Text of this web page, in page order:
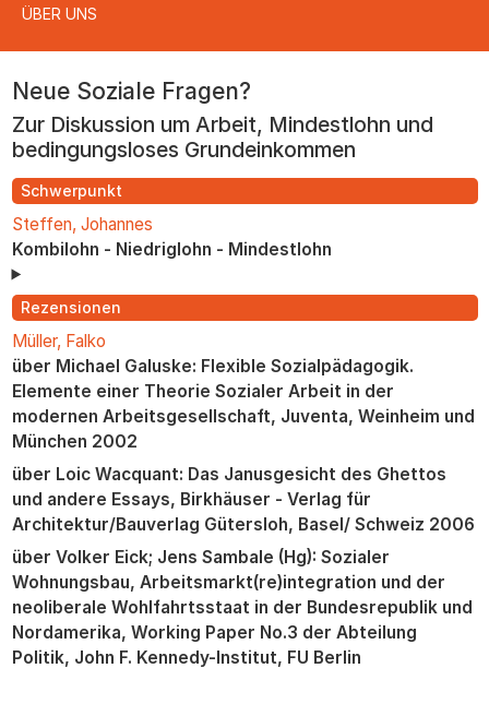
ÜBER UNS
zum
Inhalt
Neue Soziale Fragen?
Zur Diskussion um Arbeit, Mindestlohn und
bedingungsloses Grundeinkommen
Schwerpunkt
Steffen, Johannes
Kombilohn - Niedriglohn - Mindestlohn
Rezensionen
Müller, Falko
über Michael Galuske: Flexible Sozialpädagogik.
Elemente einer Theorie Sozialer Arbeit in der
modernen Arbeitsgesellschaft, Juventa, Weinheim und
München 2002
über Loic Wacquant: Das Janusgesicht des Ghettos
und andere Essays, Birkhäuser - Verlag für
Architektur/Bauverlag Gütersloh, Basel/ Schweiz 2006
über Volker Eick; Jens Sambale (Hg): Sozialer
Wohnungsbau, Arbeitsmarkt(re)integration und der
neoliberale Wohlfahrtsstaat in der Bundesrepublik und
Nordamerika, Working Paper No.3 der Abteilung
Politik, John F. Kennedy-Institut, FU Berlin